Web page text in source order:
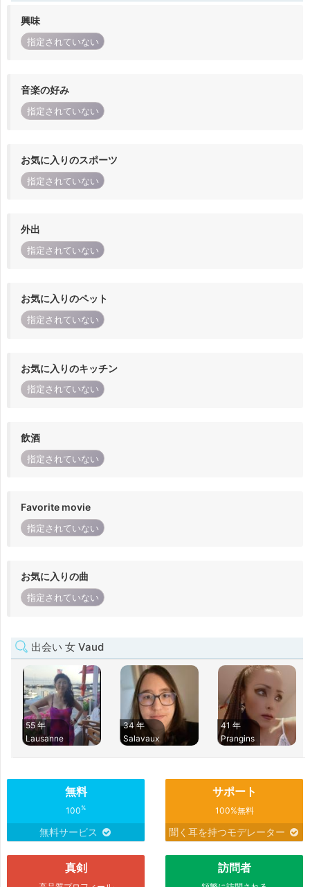
興味
指定されていない
音楽の好み
指定されていない
お気に入りのスポーツ
指定されていない
外出
指定されていない
お気に入りのペット
指定されていない
お気に入りのキッチン
指定されていない
飲酒
指定されていない
Favorite movie
指定されていない
お気に入りの曲
指定されていない
出会い 女 Vaud
55 年
Lausanne
34 年
Salavaux
41 年
Prangins
無料
100%
無料サービス
サポート
100%無料
聞く耳を持つモデレーター
真剣 訪問者